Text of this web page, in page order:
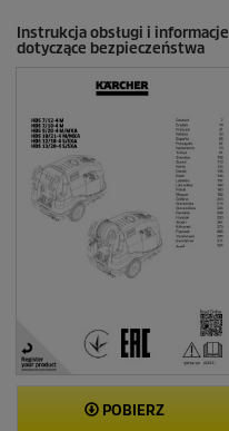
Instrukcja obsługi i informacje
dotyczące bezpieczeństwa
POBIERZ